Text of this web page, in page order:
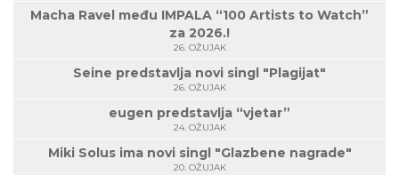
Macha Ravel među IMPALA “100 Artists to Watch”
za 2026.!
26. OŽUJAK
Seine predstavlja novi singl "Plagijat"
26. OŽUJAK
eugen predstavlja “vjetar”
24. OŽUJAK
Miki Solus ima novi singl "Glazbene nagrade"
20. OŽUJAK